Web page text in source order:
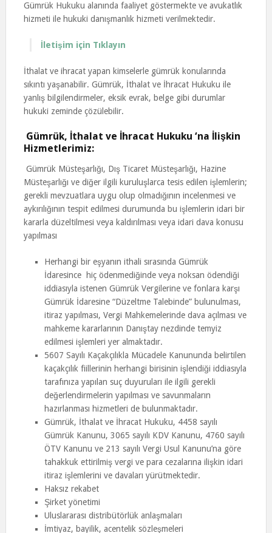
Gümrük Hukuku alanında faaliyet göstermekte ve avukatlık
hizmeti ile hukuki danışmanlık hizmeti verilmektedir.
İletişim için Tıklayın
İthalat ve ihracat yapan kimselerle gümrük konularında
sıkıntı yaşanabilir. Gümrük, İthalat ve İhracat Hukuku ile
yanlış bilgilendirmeler, eksik evrak, belge gibi durumlar
hukuki zeminde çözülebilir.
Gümrük, İthalat ve İhracat Hukuku ‘na İlişkin
Hizmetlerimiz:
Gümrük Müsteşarlığı, Dış Ticaret Müsteşarlığı, Hazine
Müsteşarlığı ve diğer ilgili kuruluşlarca tesis edilen işlemlerin;
gerekli mevzuatlara uygu olup olmadığının incelenmesi ve
aykırılığının tespit edilmesi durumunda bu işlemlerin idari bir
kararla düzeltilmesi veya kaldırılması veya idari dava konusu
yapılması
Herhangi bir eşyanın ithali sırasında Gümrük
İdaresince hiç ödenmediğinde veya noksan ödendiği
iddiasıyla istenen Gümrük Vergilerine ve fonlara karşı
Gümrük İdaresine “Düzeltme Talebinde” bulunulması,
itiraz yapılması, Vergi Mahkemelerinde dava açılması ve
mahkeme kararlarının Danıştay nezdinde temyiz
edilmesi işlemleri yer almaktadır.
5607 Sayılı Kaçakçılıkla Mücadele Kanununda belirtilen
kaçakçılık fiillerinin herhangi birisinin işlendiği iddiasıyla
tarafınıza yapılan suç duyuruları ile ilgili gerekli
değerlendirmelerin yapılması ve savunmaların
hazırlanması hizmetleri de bulunmaktadır.
Gümrük, İthalat ve İhracat Hukuku, 4458 sayılı
Gümrük Kanunu, 3065 sayılı KDV Kanunu, 4760 sayılı
ÖTV Kanunu ve 213 sayılı Vergi Usul Kanunu’na göre
tahakkuk ettirilmiş vergi ve para cezalarına ilişkin idari
itiraz işlemlerini ve davaları yürütmektedir.
Haksız rekabet
Şirket yönetimi
Uluslararası distribütörlük anlaşmaları
İmtiyaz, bayilik, acentelik sözleşmeleri